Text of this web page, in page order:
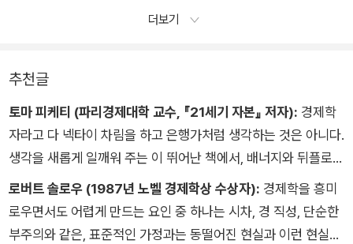
고 있다가 자유 무역에 대한 대중의 적대적인 반응에 어쩔 줄 몰
그들 자신의 책임이라고 생각했기 때문이다. 이러한 믿음은 사회
정책에 영향을 미쳤고, 오늘날 너무나 통렬하게 드러나고 있는
‘루저‘와 나머지 사람들 사이의 극심한 갈등을 촉발했다. p173-1
74
더보기
추천글
토마 피케티 (파리경제대학 교수, 『21세기 자본』 저자): 경제학
자라고 다 넥타이 차림을 하고 은행가처럼 생각하는 것은 아니다.
생각을 새롭게 일깨워 주는 이 뛰어난 책에서, 배너지와 뒤플로는
국제 무역, 고소득자 과세, 계층 이동성과 같은 다양한 사안에 대
해 기존의 통념에 의문을 제기하는 새로운 연구 결과들을 파고든
다. 또한 해법에 대한 그들 자신의 비전도 설득력 있게 제시한다.
로버트 솔로우 (1987년 노벨 경제학상 수상자): 경제학을 흥미
로우면서도 어렵게 만드는 요인 중 하나는 시차, 경 직성, 단순한
부주의와 같은, 표준적인 가정과는 동떨어진 현실과 이런 현실을